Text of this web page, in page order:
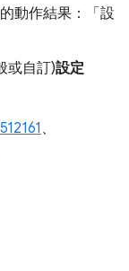
動作結果：「設
或自訂)設定
、